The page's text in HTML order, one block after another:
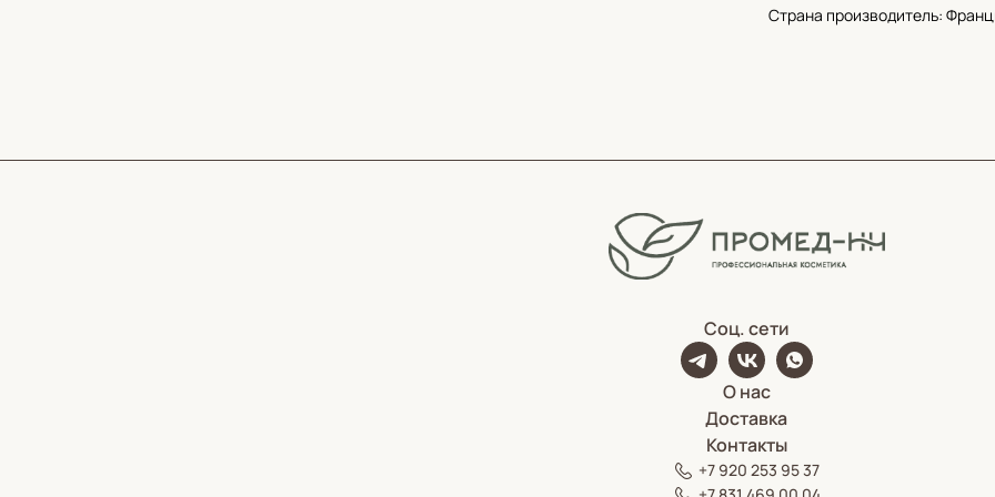
Страна производитель:
Соц. сети
О нас
Доставка
Контакты
+7 920 253 95 37